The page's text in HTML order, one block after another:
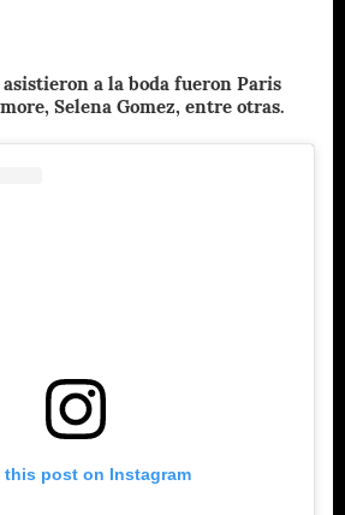
a la boda fueron Paris
Selena Gomez, entre otras.
this post on Instagram